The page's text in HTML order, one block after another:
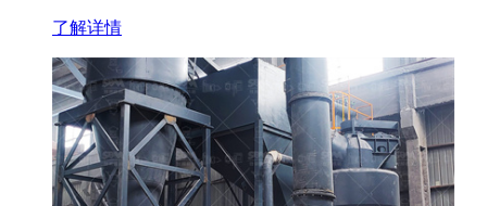
了解详情